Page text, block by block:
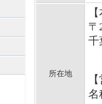
所在地
〒
千
名